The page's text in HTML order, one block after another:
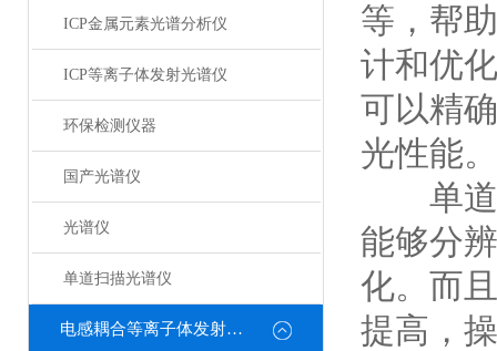
ICP金属元素光谱分析仪
ICP等离子体发射光谱仪
环保检测仪器
国产光谱仪
光谱仪
单道扫描光谱仪
电感耦合等离子体发射光谱仪
等，帮
计和优
可以精
光性能。
单道
能够分
化。而
提高，